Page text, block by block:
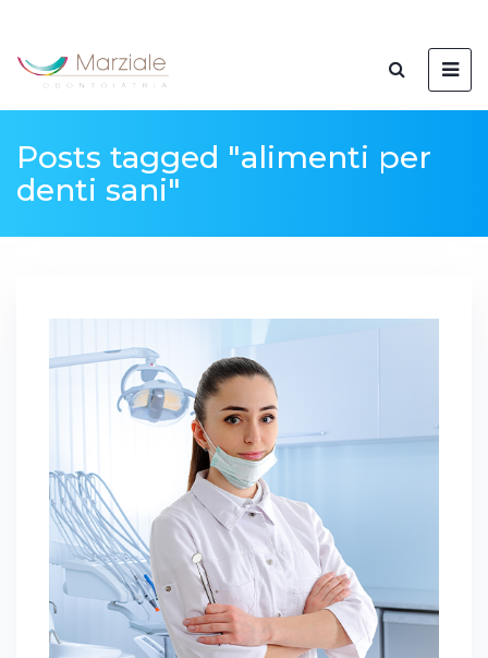
Posts tagged "alimenti per
denti sani"